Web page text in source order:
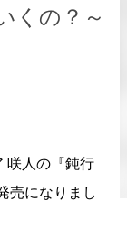
くの？～
咲人の『鈍行
売になりまし